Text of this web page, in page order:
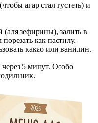
агар стал густеть) и
зефирины), залить в
как пастилу.
какао или ванилин.
через 5 минут. Особо